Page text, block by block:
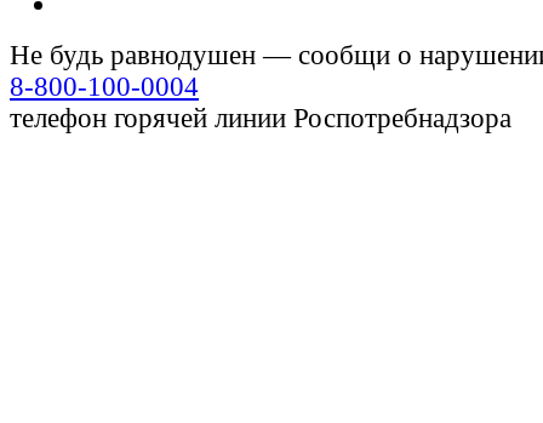
Не будь равнодушен — сообщи о
8-800-100-0004
телефон горячей линии Роспотребнадзора